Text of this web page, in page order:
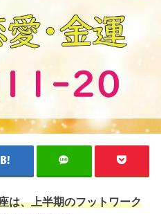
は、上半期のフットワーク